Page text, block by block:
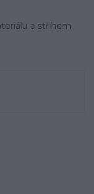
a střihem